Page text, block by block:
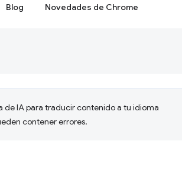
Blog Novedades de Chrome
de IA para traducir contenido a tu idioma
contener errores.